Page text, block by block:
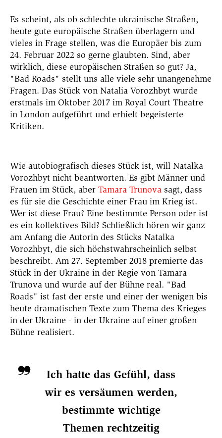
Es scheint, als ob schlechte ukrainische Straßen,
heute gute europäische Straßen überlagern und
vieles in Frage stellen, was die Europäer bis zum
24. Februar 2022 so gerne glaubten. Sind, aber
wirklich, diese europäischen Straßen so gut? Ja,
"Bad Roads" stellt uns alle viele sehr unangenehme
Fragen. Das Stück von Natalia Vorozhbyt wurde
erstmals im Oktober 2017 im Royal Court Theatre
in London aufgeführt und erhielt begeisterte
Kritiken.
Wie autobiografisch dieses Stück ist, will Natalka
Vorozhbyt nicht beantworten. Es gibt Männer und
Frauen im Stück, aber Tamara Trunova sagt, dass
es für sie die Geschichte einer Frau im Krieg ist.
Wer ist diese Frau? Eine bestimmte Person oder ist
es ein kollektives Bild? Schließlich hören wir ganz
am Anfang die Autorin des Stücks Natalka
Vorozhbyt, die sich höchstwahrscheinlich selbst
beschreibt. Am 27. September 2018 premierte das
Stück in der Ukraine in der Regie von Tamara
Trunova und wurde auf der Bühne real. "Bad
Roads" ist fast der erste und einer der wenigen bis
heute dramatischen Texte zum Thema des Krieges
in der Ukraine - in der Ukraine auf einer großen
Bühne realisiert.
Ich hatte das Gefühl, dass
wir es versäumen werden,
bestimmte wichtige
Themen rechtzeitig